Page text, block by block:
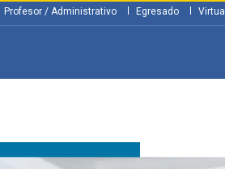
Profesor / Administrativo Egresado Virtual